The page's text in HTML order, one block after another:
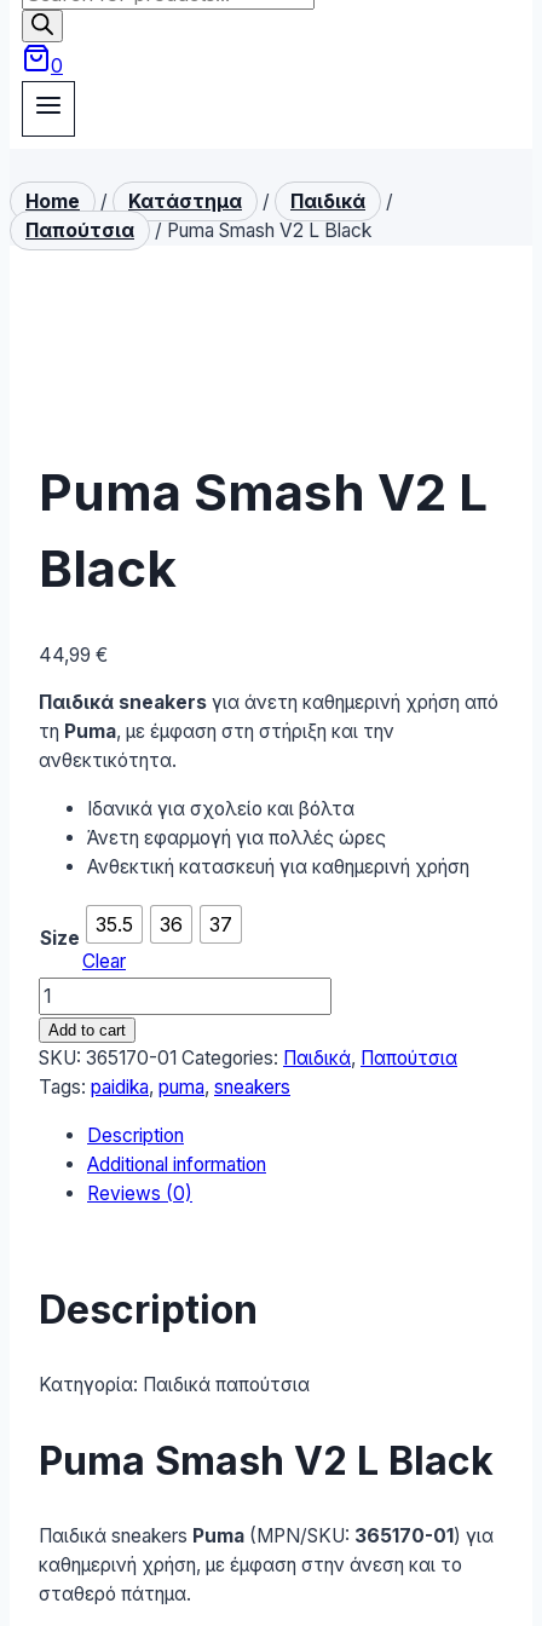
search
0
Home / Κατάστημα / Παιδικά
/
Παπούτσια
/ Puma Smash V2 L Black
Puma Smash V2 L
Black
44,99 €
Παιδικά sneakers για άνετη καθημερινή χρήση από
τη Puma, με έμφαση στη στήριξη και την
ανθεκτικότητα.
Ιδανικά για σχολείο και βόλτα
Άνετη εφαρμογή για πολλές ώρες
Ανθεκτική κατασκευή για καθημερινή χρήση
Size
35.5 36 37
Clear
Puma
Smash
V2
L
quantity
Add to cart
SKU: 365170-01 Categories: Παιδικά, Παπούτσια
Tags: paidika, puma, sneakers
Description
Additional information
Reviews (0)
Description
Κατηγορία: Παιδικά παπούτσια
Puma Smash V2 L Black
Παιδικά sneakers Puma (MPN/SKU: 365170-01 ) για
καθημερινή χρήση, με έμφαση στην άνεση και το
σταθερό πάτημα.